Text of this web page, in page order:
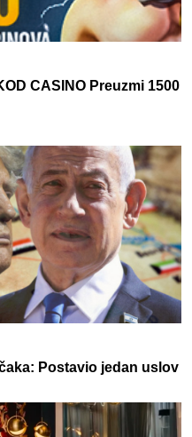
CASINO Preuzmi 1500
Postavio jedan uslov